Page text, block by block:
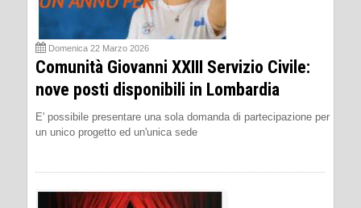
Domenica 22 Marzo 2026
Comunità Giovanni XXIII Servizio Civile:
nove posti disponibili in Lombardia
E' possibile presentare una sola domanda di partecipazione per
un unico progetto ed un'unica sede